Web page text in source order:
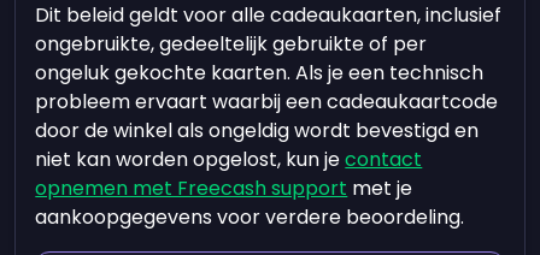
Dit beleid geldt voor alle cadeaukaarten, inclusief
ongebruikte, gedeeltelijk gebruikte of per
ongeluk gekochte kaarten. Als je een technisch
probleem ervaart waarbij een cadeaukaartcode
door de winkel als ongeldig wordt bevestigd en
niet kan worden opgelost, kun jecontact
opnemen met Freecash support met je
aankoopgegevens voor verdere beoordeling.